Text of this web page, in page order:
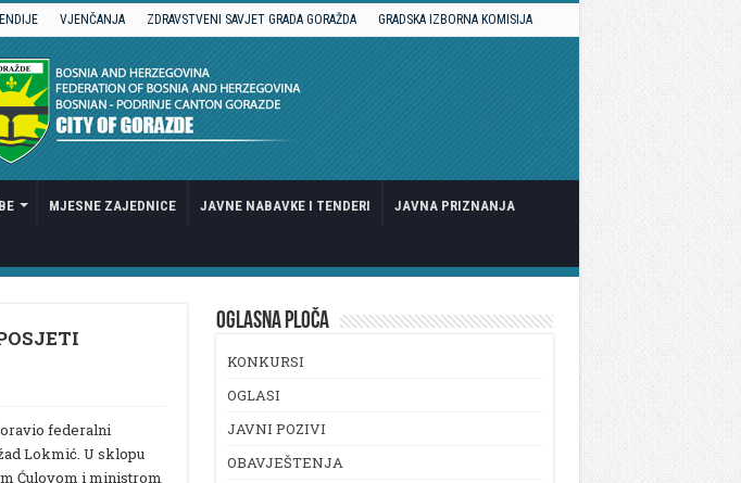
VJENČANJA ZDRAVSTVENI SAVJET GRADA GORAŽDA GRADSKA IZBORNA KOMISIJA
MJESNE ZAJEDNICE JAVNE NABAVKE I TENDERI JAVNA PRIZNANJA
federalni
Lokmić. U sklopu
Ćulovom i ministrom
OGLASNA PLOČA
KONKURSI
OGLASI
JAVNI POZIVI
OBAVJEŠTENJA